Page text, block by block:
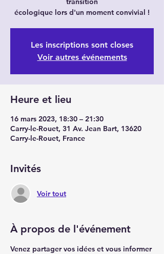
écologique lors d'un moment convivial !
Les inscriptions sont closes
Voir autres événements
Heure et lieu
16 mars 2023, 18:30 – 21:30
Carry-le-Rouet, 31 Av. Jean Bart, 13620
Carry-le-Rouet, France
Invités
Voir tout
À propos de l'événement
Venez partager vos idées et vous informer